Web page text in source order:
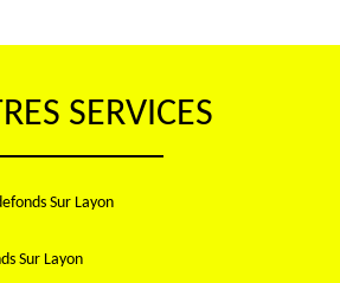
SERVICES
Sur Layon
Sur Layon